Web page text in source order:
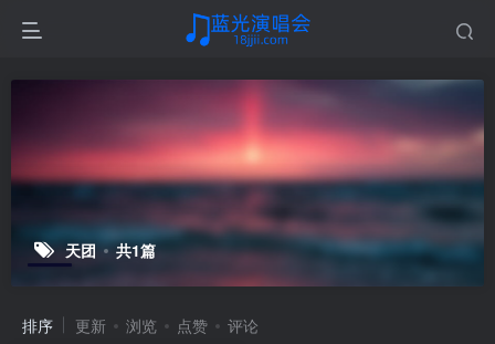
天团 共1篇
排序 更新 浏览 点赞 评论